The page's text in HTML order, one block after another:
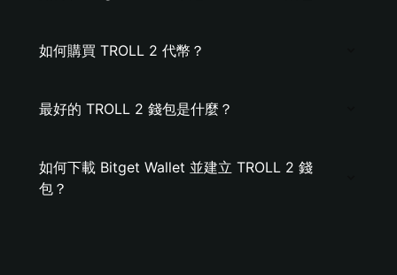
如何購買 TROLL 2 代幣？
最好的 TROLL 2 錢包是什麼？
如何下載 Bitget Wallet 並建立 TROLL 2 錢
包？